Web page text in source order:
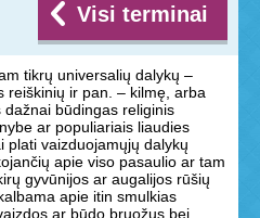
Visi terminai
tikrų universalių dalykų –
reiškinių ir pan. – kilmę, arba
būdingas religinis
ar populiariais liaudies
plati vaizduojamųjų dalykų
apie viso pasaulio ar tam
gyvūnijos ar augalijos rūšių
apie itin smulkias
ar būdo bruožus bei